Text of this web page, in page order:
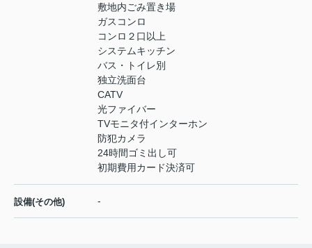
敷地内ごみ置き場
ガスコンロ
コンロ２口以上
システムキッチン
バス・トイレ別
独立洗面台
CATV
光ファイバー
TVモニタ付インターホン
防犯カメラ
24時間ゴミ出し可
初期費用カード決済可
設備(その他) -